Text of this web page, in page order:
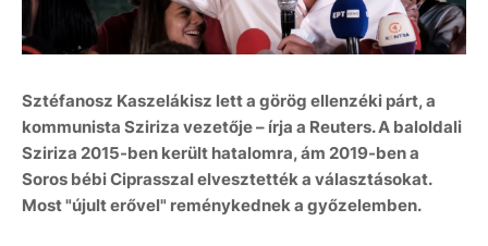
Sztéfanosz Kaszelákisz lett a görög ellenzéki párt, a
kommunista Sziriza vezetője – írja a Reuters. A baloldali
Sziriza 2015-ben került hatalomra, ám 2019-ben a
Soros bébi Ciprasszal elvesztették a választásokat.
Most "újult erővel" reménykednek a győzelemben.